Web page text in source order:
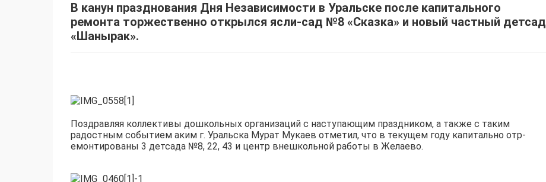
В канун празднования Дня Независимости в Уральске после капи­тального
ремонта тор­жественно открылся ясли-сад №8 «Сказка» и новый частный детс­ад
«Шанырак».
Поздравляя коллективы дошкольных организ­аций с наступающим праздником, а также с таким
радостным событием аким г. Уральска Мурат Мукаев от­метил, что в текущем году капитально отр­
емонтированы 3 детса­да №8, 22, 43 и центр внешкольной работы в Желаево.